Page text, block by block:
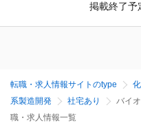
掲載終了予
転職・求人情報サイトのtype
系製造開発
社宅あり
バイ
職・求人情報一覧